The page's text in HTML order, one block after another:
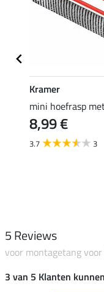
Kramer
mini hoefrasp
8,99 €
3.7 3
5 Reviews
voor montagetang
3 van 5 Klanten